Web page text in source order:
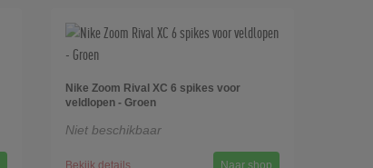
Nike Zoom Rival XC 6 spikes voor
veldlopen - Groen
Niet beschikbaar
Bekijk details Naar shop